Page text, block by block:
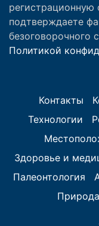
подтверждаете
безоговорочного
Политикой
Контакты
Технологии
Здоровье и
Палеонтология
Природа